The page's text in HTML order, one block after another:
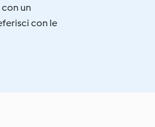
un
con le